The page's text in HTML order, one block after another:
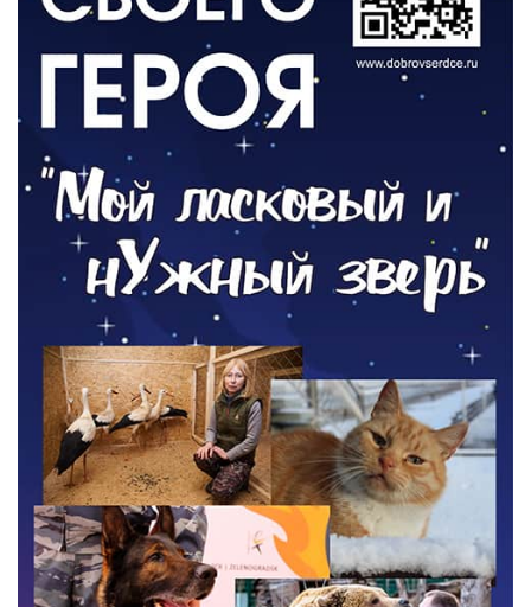
РАЗЪЯСНЯЕМ
Контракт с новой выплатой
05.08.2026